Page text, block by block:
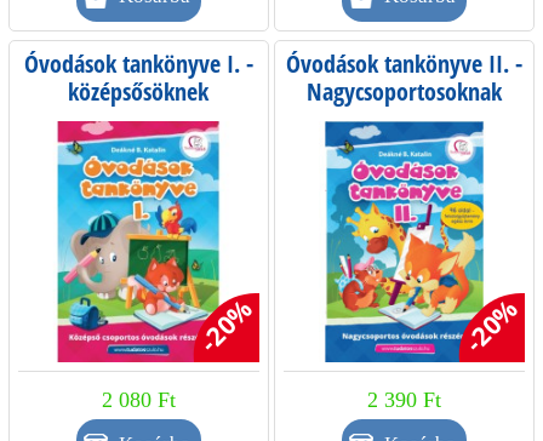
Óvodások tankönyve I. -
középsősöknek
-20%
2 080 Ft
Óvodások tankönyve II. -
Nagycsoportosoknak
-20%
2 390 Ft